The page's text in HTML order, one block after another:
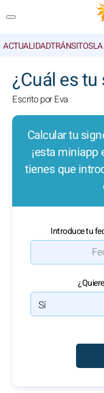
ACTUALIDADTRÁNSITOS
¿Cuál es
Escrito por Eva
Calcular tu
¡esta miniapp
tienes que
Introduce tu